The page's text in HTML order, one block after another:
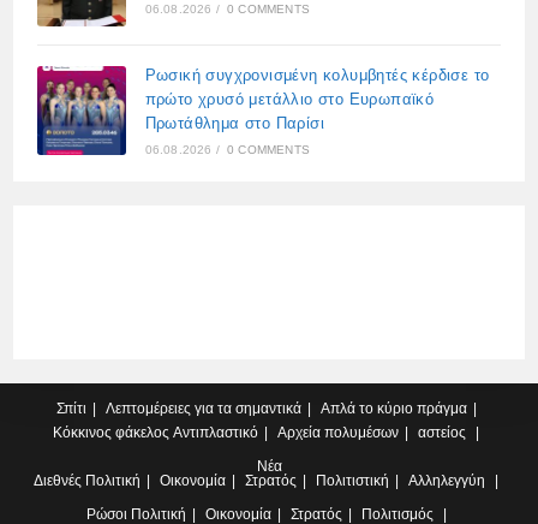
06.08.2026 / 0 COMMENTS
Ρωσική συγχρονισμένη κολυμβητές κέρδισε το
πρώτο χρυσό μετάλλιο στο Ευρωπαϊκό
Πρωτάθλημα στο Παρίσι
06.08.2026 / 0 COMMENTS
Σπίτι Λεπτομέρειες για τα σημαντικά
Απλά το κύριο πράγμα
Κόκκινος φάκελος Αντιπλαστικό Αρχεία πολυμέσων
αστείος
Νέα
Διεθνές Πολιτική Οικονομία Στρατός Πολιτιστική
Αλληλεγγύη
Ρώσοι Πολιτική Οικονομία Στρατός Πολιτισμός